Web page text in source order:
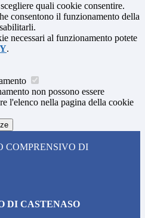
quali cookie consentire.
consentono il funzionamento della
necessari al funzionamento potete
.
non possono essere
l'elenco nella pagina della cookie
COMPRENSIVO DI
DI CASTENASO